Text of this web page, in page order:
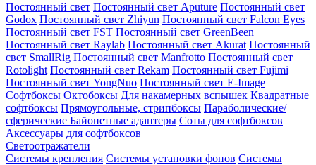
Постоянный свет Постоянный свет Aputure Постоянный свет
Godox Постоянный свет Zhiyun Постоянный свет Falcon Eyes
Постоянный свет FST Постоянный свет GreenBeen
Постоянный свет Raylab Постоянный свет Akurat Постоянный
свет SmallRig Постоянный свет Manfrotto Постоянный свет
Rotolight Постоянный свет Rekam Постоянный свет Fujimi
Постоянный свет YongNuo Постоянный свет E-Image
Софтбоксы Октобоксы Для накамерных вспышек Квадратные
софтбоксы Прямоугольные, стрипбоксы Параболические/
сферические Байонетныe адаптеры Соты для софтбоксов
Аксессуары для софтбоксов
Светоотражатели
Системы крепления Системы установки фонов Системы